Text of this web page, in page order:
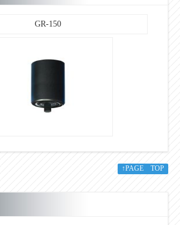
GR-150
↑PAGE TOP